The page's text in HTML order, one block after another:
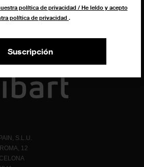
política de privacidad / He leído y acepto
política de privacidad .
Suscripción
S.L.U.
12